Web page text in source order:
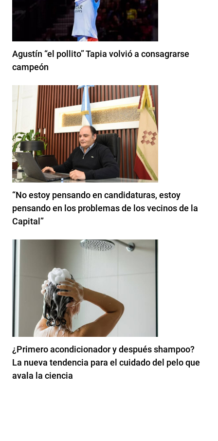
Agustín “el pollito” Tapia volvió a consagrarse
campeón
“No estoy pensando en candidaturas, estoy
pensando en los problemas de los vecinos de la
Capital”
¿Primero acondicionador y después shampoo?
La nueva tendencia para el cuidado del pelo que
avala la ciencia